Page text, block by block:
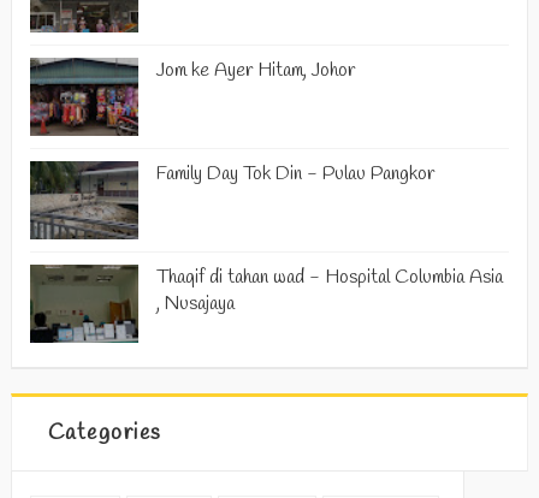
Jom ke Ayer Hitam, Johor
Family Day Tok Din - Pulau Pangkor
Thaqif di tahan wad - Hospital Columbia Asia
, Nusajaya
Categories